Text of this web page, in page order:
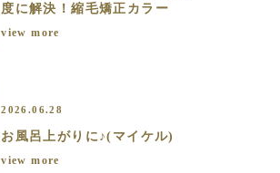
度に解決！縮毛矯正カラー
view more
2026.06.28
お風呂上がりに♪(マイケル)
view more